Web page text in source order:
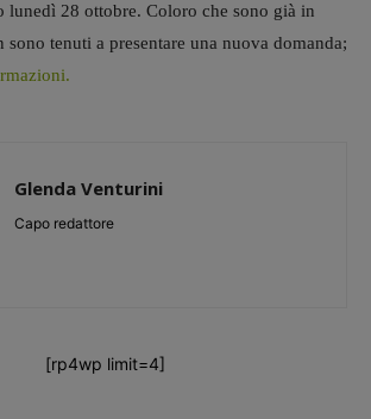
lunedì 28 ottobre. Coloro che sono già in
sono tenuti a presentare una nuova domanda;
Glenda Venturini
Capo redattore
[rp4wp limit=4]